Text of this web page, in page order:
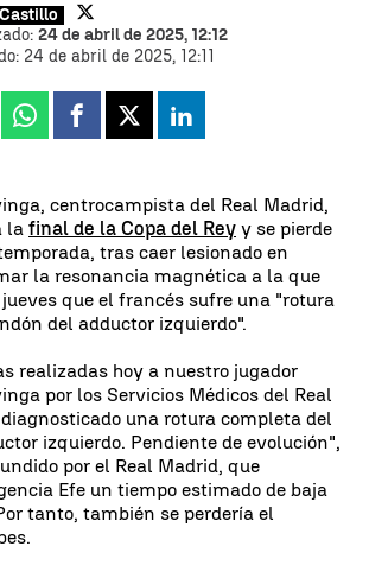
24 de abril de 2025, 12:12
24 de abril de 2025, 12:11
Whatsapp
Facebook
X Linkedin
centrocampista del Real Madrid,
la final de la Copa del Rey y se pierde
tras caer lesionado en
la resonancia magnética a la que
que el francés sufre una "rotura
del adductor izquierdo".
realizadas hoy a nuestro jugador
por los Servicios Médicos del Real
una rotura completa del
izquierdo. Pendiente de evolución",
por el Real Madrid, que
Efe un tiempo estimado de baja
tanto, también se perdería el